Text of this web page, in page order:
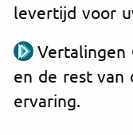
levertijd voor
Vertalingen
en de rest van
ervaring.